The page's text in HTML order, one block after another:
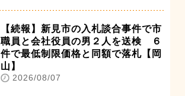
【続報】新見市の入札談合事件で市
職員と会社役員の男２人を送検 ６
件で最低制限価格と同額で落札【岡
山】
2026/08/07